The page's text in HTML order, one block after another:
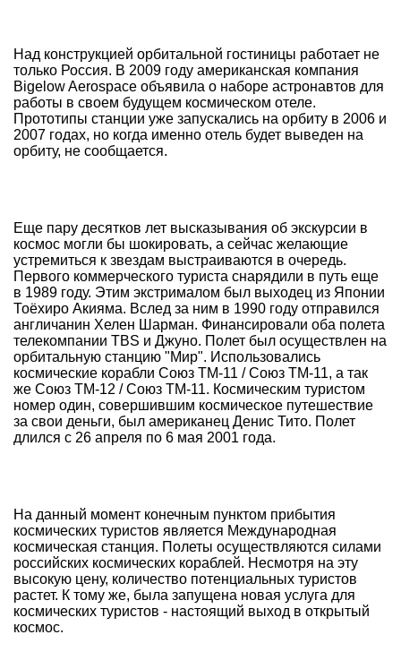
Над конструкцией орбитальной гостиницы работает не
только Россия. В 2009 году американская компания
Bigelow Aerospace объявила о наборе астронавтов для
работы в своем будущем космическом отеле.
Прототипы станции уже запускались на орбиту в 2006 и
2007 годах, но когда именно отель будет выведен на
орбиту, не сообщается.
Еще пару десятков лет высказывания об экскурсии в
космос могли бы шокировать, а сейчас желающие
устремиться к звездам выстраиваются в очередь.
Первого коммерческого туриста снарядили в путь еще
в 1989 году. Этим экстрималом был выходец из Японии
Тоёхиро Акияма. Вслед за ним в 1990 году отправился
англичанин Хелен Шарман. Финансировали оба полета
телекомпании TBS и Джуно. Полет был осуществлен на
орбитальную станцию "Мир". Использовались
космические корабли Союз ТМ-11 / Союз ТМ-11, а так
же Союз ТМ-12 / Союз ТМ-11. Космическим туристом
номер один, совершившим космическое путешествие
за свои деньги, был американец Денис Тито. Полет
длился с 26 апреля по 6 мая 2001 года.
На данный момент конечным пунктом прибытия
космических туристов является Международная
космическая станция. Полеты осуществляются силами
российских космических кораблей. Несмотря на эту
высокую цену, количество потенциальных туристов
растет. К тому же, была запущена новая услуга для
космических туристов - настоящий выход в открытый
космос.